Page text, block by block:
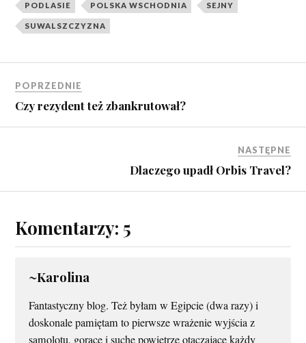
PODLASIE POLSKA WSCHODNIA SEJNY
SUWALSZCZYZNA
POPRZEDNIE
Czy rezydent też zbankrutował?
NASTĘPNE
Dlaczego upadł Orbis Travel?
Komentarzy: 5
~Karolina
Fantastyczny blog. Też byłam w Egipcie (dwa razy) i
doskonale pamiętam to pierwsze wrażenie wyjścia z
samolotu, gorące i suche powietrze otaczające każdy